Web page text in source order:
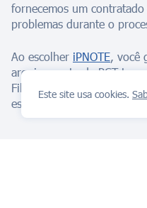
Este site usa cookies.
fornecemos um
problemas durante o
Ao escolher iPNOTE, você
arquivamento de PCT
Filipinas, apoiada por uma
especialistas verificados